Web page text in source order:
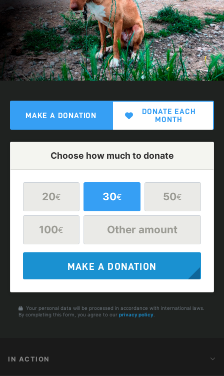
MAKE A DONATION
DONATE EACH
MONTH
Choose how much to donate
20€ 30€ 50€
100€ Other amount
MAKE A DONATION
Your personal data will be processed in accordance with international laws.
By completing this form, you agree to our privacy policy.
IN ACTION